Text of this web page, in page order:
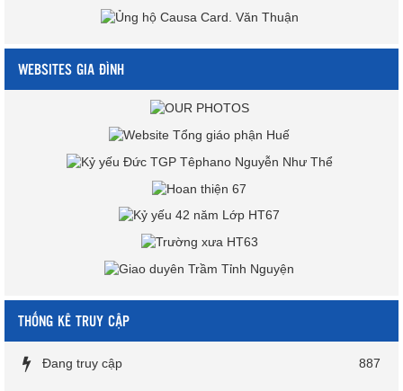
WEBSITES GIA ĐÌNH
THỐNG KÊ TRUY CẬP
Đang truy cập 887